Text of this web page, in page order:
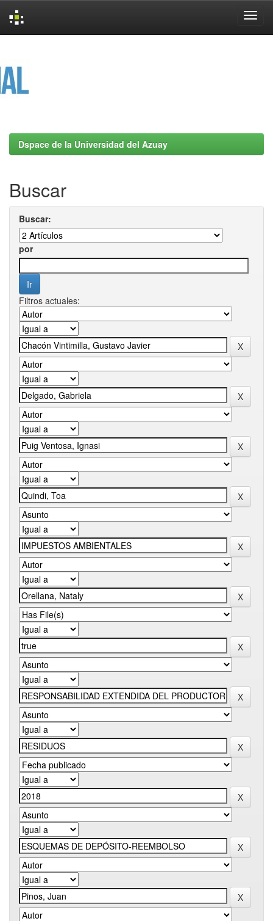
Dspace de la Universidad del Azuay
Buscar
Buscar:
por
Filtros actuales: